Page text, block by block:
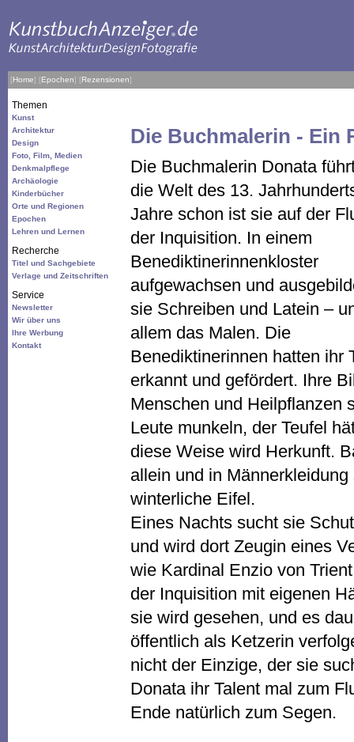
[Home] [Epochen] [Rezensionen]
Themen
Kunst
Architektur
Design
Foto, Film, Medien
Denkmalpflege
Archäologie
Kinderbücher
Orte und Regionen
Epochen
Lehren und Lernen
Recherche
Titel und Sachgebiete
Verlage und Zeitschriften
Service
Newsletter
Wir über uns
Ihre Werbung
Kontakt
Die Buchmalerin - Ein
Die Buchmalerin Donata
die Welt des 13.
Jahre schon ist sie auf der
der Inquisition. In einem
Benediktinerinnenkloster
aufgewachsen und
sie Schreiben und Latein –
allem das Malen. Die
Benediktinerinnen hatten ihr
erkannt und gefördert. Ihre
Menschen und Heilpflanzen
Leute munkeln, der Teufel
diese Weise wird Herkunft.
allein und in
winterliche Eifel.
Eines Nachts sucht sie
und wird dort Zeugin eines
wie Kardinal Enzio von
der Inquisition mit eigenen
sie wird gesehen, und es
öffentlich als Ketzerin
nicht der Einzige, der sie
Donata ihr Talent mal zum
Ende natürlich zum Segen.